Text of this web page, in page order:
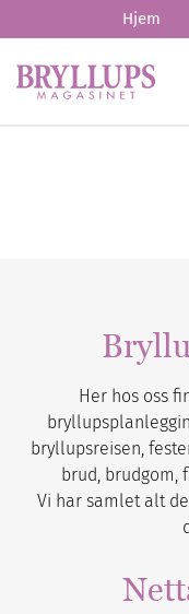
Hjem
Her hos oss
bryllupsreisen,
brud, brudgom,
Vi har samlet alt